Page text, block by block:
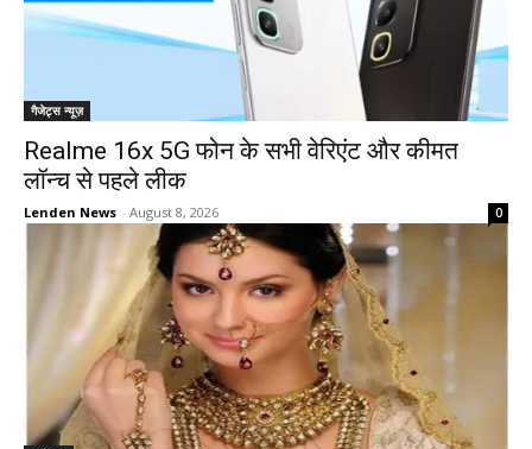
गैजेट्स न्यूज़
Realme 16x 5G फोन के सभी वेरिएंट और कीमत
लॉन्च से पहले लीक
Lenden News - August 8, 2026 0